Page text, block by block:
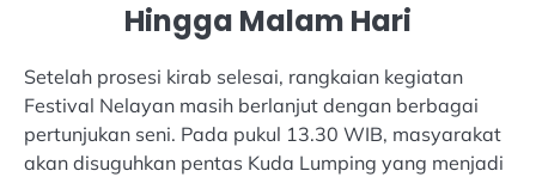
Hingga Malam Hari
Setelah prosesi kirab selesai, rangkaian kegiatan
Festival Nelayan masih berlanjut dengan berbagai
pertunjukan seni. Pada pukul 13.30 WIB, masyarakat
akan disuguhkan pentas Kuda Lumping yang menjadi